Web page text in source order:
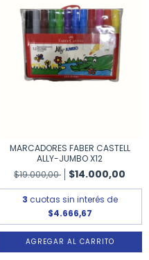
MARCADORES FABER CASTELL
ALLY-JUMBO X12
$19.000,00
$14.000,00
3 cuotas sin interés de
$4.666,67